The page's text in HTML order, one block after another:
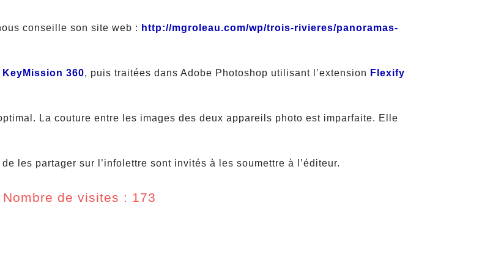
conseille son site web : http://mgroleau.com/wp/trois-rivieres/panoramas-
KeyMission 360, puis traitées dans Adobe Photoshop utilisant l’extension Flexify
La couture entre les images des deux appareils photo est imparfaite. Elle
les partager sur l’infolettre sont invités à les soumettre à l’éditeur.
de visites : 173